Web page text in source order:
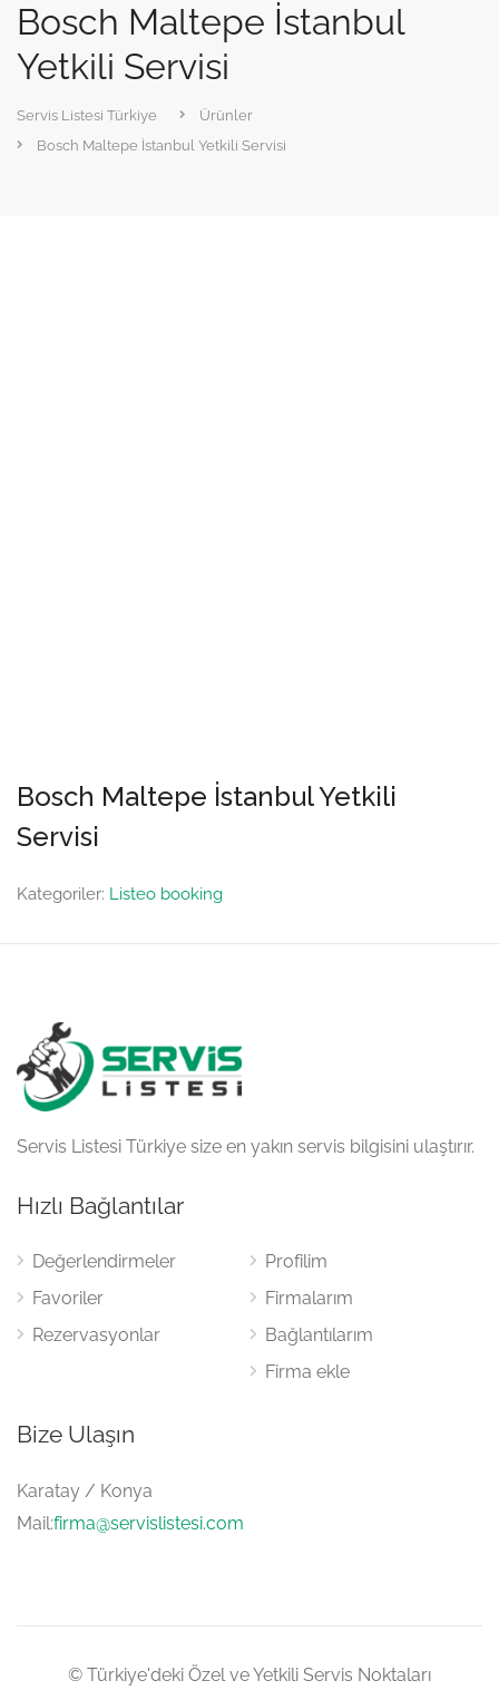
Bosch Maltepe İstanbul
Yetkili Servisi
Servis Listesi Türkiye
Ürünler
Bosch Maltepe İstanbul Yetkili Servisi
Bosch Maltepe İstanbul Yetkili
Servisi
Kategoriler: Listeo booking
Servis Listesi Türkiye size en yakın servis bilgisini ulaştırır.
Hızlı Bağlantılar
Değerlendirmeler
Favoriler
Rezervasyonlar
Profilim
Firmalarım
Bağlantılarım
Firma ekle
Bize Ulaşın
Karatay / Konya
Mail:firma@servislistesi.com
© Türkiye'deki Özel ve Yetkili Servis Noktaları